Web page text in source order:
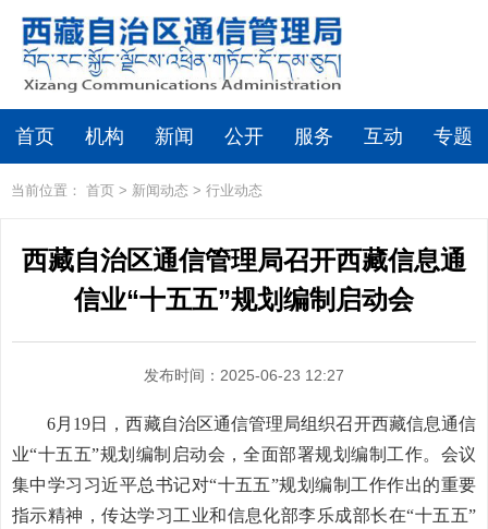
首页 机构 新闻 公开 服务 互动 专题
当前位置： 首页 > 新闻动态 > 行业动态
西藏自治区通信管理局召开西藏信息通
信业“十五五”规划编制启动会
发布时间：2025-06-23 12:27
6月 19日，西藏自治区通信管理局组织召开西藏信息通信
业“十五五”规划编制启动会，全面部署规划编制工作。会议
集中学习习近平总书记对“十五五”规划编制工作作出的重要
指示精神，传达学习工业和信息化部李乐成部长在“十五五”